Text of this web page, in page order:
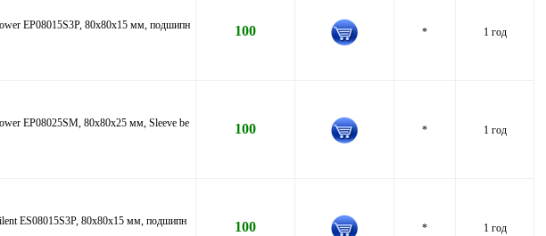
EP08015S3P, 80x80x15 мм, подшипн
100 * 1 год
EP08025SM, 80x80x25 мм, Sleeve be
100 * 1 год
ES08015S3P, 80x80x15 мм, подшипн
100 * 1 год